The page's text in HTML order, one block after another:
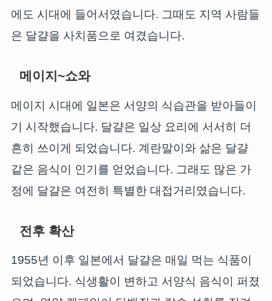
에도 시대에 들어서였습니다. 그때도 지역 사람들
은 달걀을 사치품으로 여겼습니다.
메이지~쇼와
메이지 시대에 일본은 서양의 식습관을 받아들이
기 시작했습니다. 달걀은 일상 요리에 서서히 더
흔히 쓰이게 되었습니다. 계란말이와 삶은 달걀
같은 음식이 인기를 얻었습니다. 그래도 많은 가
정에 달걀은 여전히 특별한 대접거리였습니다.
전후 확산
1955년 이후 일본에서 달걀은 매일 먹는 식품이
되었습니다. 식생활이 변하고 서양식 음식이 퍼졌